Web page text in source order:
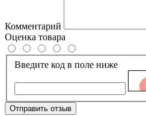
Комментарий
Оценка товара
Введите код в поле ниже
Отправить отзыв